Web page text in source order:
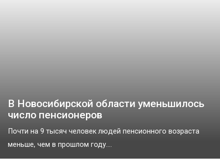
В Новосибирской области уменьшилось
число пенсионеров
Почти на 9 тысяч человек людей пенсионного возраста
меньше, чем в прошлом году....